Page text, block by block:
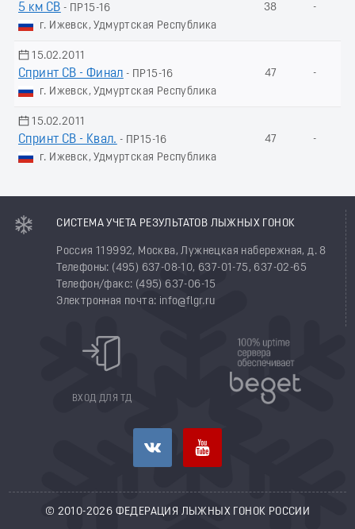
5 км СВ - ПР15-16
г. Ижевск, Удмуртская Республика
38 -
15.02.2011
Спринт СВ - Финал - ПР15-16
г. Ижевск, Удмуртская Республика
47 -
15.02.2011
Спринт СВ - Квал. - ПР15-16
г. Ижевск, Удмуртская Республика
47 -
СИСТЕМА УЧЕТА РЕЗУЛЬТАТОВ ЛЫЖНЫХ ГОНОК
Россия 119992, Москва, Лужнецкая набережная, д. 8
Телефоны: (495) 637-08-10, 637-01-75, 637-02-65
Телефон/факс: (495) 637-06-15
Электронная почта: info@flgr.ru
ВХОД ДЛЯ ТД
© 2010-2026 ФЕДЕРАЦИЯ ЛЫЖНЫХ ГОНОК РОССИИ